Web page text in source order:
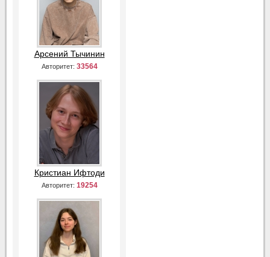
Арсений Тычинин
Авторитет: 33564
Кристиан Ифтоди
Авторитет: 19254